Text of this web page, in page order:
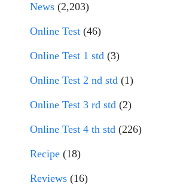
News (2,203)
Online Test (46)
Online Test 1 std (3)
Online Test 2 nd std (1)
Online Test 3 rd std (2)
Online Test 4 th std (226)
Recipe (18)
Reviews (16)